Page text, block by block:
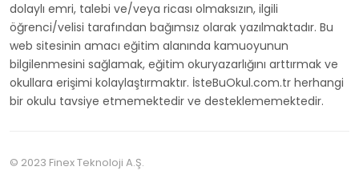
dolaylı emri, talebi ve/veya ricası olmaksızın, ilgili
öğrenci/velisi tarafından bağımsız olarak yazılmaktadır. Bu
web sitesinin amacı eğitim alanında kamuoyunun
bilgilenmesini sağlamak, eğitim okuryazarlığını arttırmak ve
okullara erişimi kolaylaştırmaktır. İsteBuOkul.com.tr herhangi
bir okulu tavsiye etmemektedir ve desteklememektedir.
© 2023 Finex Teknoloji A.Ş.